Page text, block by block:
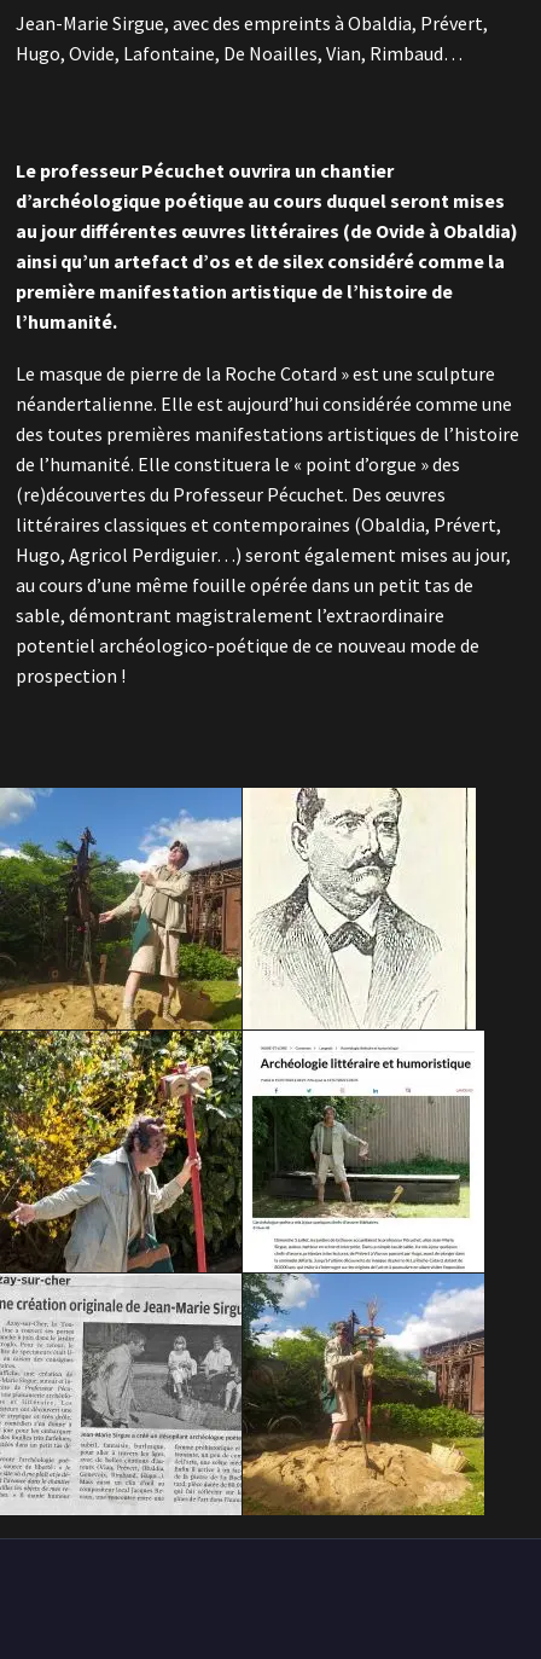
Jean-Marie Sirgue, avec des empreints à Obaldia, Prévert,
Hugo, Ovide, Lafontaine, De Noailles, Vian, Rimbaud…
Le professeur Pécuchet ouvrira un chantier
d’archéologique poétique au cours duquel seront mises
au jour différentes œuvres littéraires (de Ovide à Obaldia)
ainsi qu’un artefact d’os et de silex considéré comme la
première manifestation artistique de l’histoire de
l’humanité.
Le masque de pierre de la Roche Cotard » est une sculpture
néandertalienne. Elle est aujourd’hui considérée comme une
des toutes premières manifestations artistiques de l’histoire
de l’humanité. Elle constituera le « point d’orgue » des
(re)découvertes du Professeur Pécuchet. Des œuvres
littéraires classiques et contemporaines (Obaldia, Prévert,
Hugo, Agricol Perdiguier…) seront également mises au jour,
au cours d’une même fouille opérée dans un petit tas de
sable, démontrant magistralement l’extraordinaire
potentiel archéologico-poétique de ce nouveau mode de
prospection !